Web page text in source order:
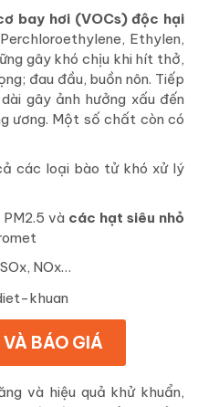
bay hơi (VOCs) độc hại
Ethylen,
gây khó chịu khi hít thở,
đau đầu, buồn nôn. Tiếp
gây ảnh hưởng xấu đến
ương. Một số chất còn có
các loại bào tử khó xử lý
và các hạt siêu nhỏ
NOx…
BÁO GIÁ
và hiệu quả khử khuẩn,